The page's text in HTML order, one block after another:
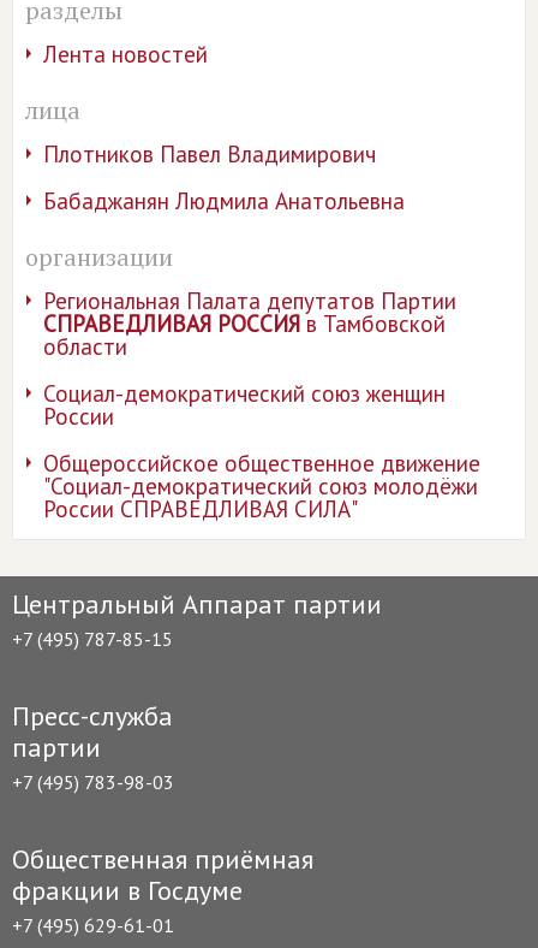
разделы
Лента новостей
лица
Плотников Павел Владимирович
Бабаджанян Людмила Анатольевна
организации
Региональная Палата депутатов Партии
СПРАВЕДЛИВАЯ РОССИЯв Тамбовской
области
Социал-демократический союз женщин
России
Общероссийское общественное движение
"Социал-демократический союз молодёжи
России СПРАВЕДЛИВАЯ СИЛА"
Центральный Аппарат партии
+7 (495) 787-85-15
Пресс-служба
партии
+7 (495) 783-98-03
Общественная приёмная
фракции в Госдуме
+7 (495) 629-61-01